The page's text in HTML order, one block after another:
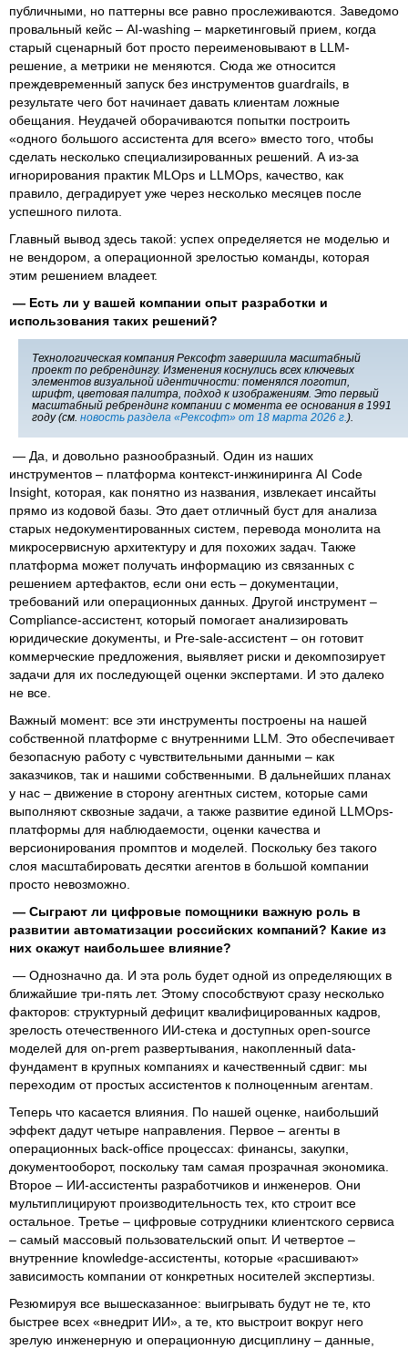
публичными, но паттерны все равно прослеживаются. Заведомо
провальный кейс – AI-washing – маркетинговый прием, когда
старый сценарный бот просто переименовывают в LLM-
решение, а метрики не меняются. Сюда же относится
преждевременный запуск без инструментов guardrails, в
результате чего бот начинает давать клиентам ложные
обещания. Неудачей оборачиваются попытки построить
«одного большого ассистента для всего» вместо того, чтобы
сделать несколько специализированных решений. А из-за
игнорирования практик MLOps и LLMOps, качество, как
правило, деградирует уже через несколько месяцев после
успешного пилота.
Главный вывод здесь такой: успех определяется не моделью и
не вендором, а операционной зрелостью команды, которая
этим решением владеет.
— Есть ли у вашей компании опыт разработки и
использования таких решений?
Технологическая компания Рексофт завершила масштабный
проект по ребрендингу. Изменения коснулись всех ключевых
элементов визуальной идентичности: поменялся логотип,
шрифт, цветовая палитра, подход к изображениям. Это первый
масштабный ребрендинг компании с момента ее основания в 1991
году (см. новость раздела «Рексофт» от 18 марта 2026 г.).
— Да, и довольно разнообразный. Один из наших
инструментов – платформа контекст-инжиниринга AI Code
Insight, которая, как понятно из названия, извлекает инсайты
прямо из кодовой базы. Это дает отличный буст для анализа
старых недокументированных систем, перевода монолита на
микросервисную архитектуру и для похожих задач. Также
платформа может получать информацию из связанных с
решением артефактов, если они есть – документации,
требований или операционных данных. Другой инструмент –
Compliance-ассистент, который помогает анализировать
юридические документы, и Pre-sale-ассистент – он готовит
коммерческие предложения, выявляет риски и декомпозирует
задачи для их последующей оценки экспертами. И это далеко
не все.
Важный момент: все эти инструменты построены на нашей
собственной платформе с внутренними LLM. Это обеспечивает
безопасную работу с чувствительными данными – как
заказчиков, так и нашими собственными. В дальнейших планах
у нас – движение в сторону агентных систем, которые сами
выполняют сквозные задачи, а также развитие единой LLMOps-
платформы для наблюдаемости, оценки качества и
версионирования промптов и моделей. Поскольку без такого
слоя масштабировать десятки агентов в большой компании
просто невозможно.
— Сыграют ли цифровые помощники важную роль в
развитии автоматизации российских компаний? Какие из
них окажут наибольшее влияние?
— Однозначно да. И эта роль будет одной из определяющих в
ближайшие три-пять лет. Этому способствуют сразу несколько
факторов: структурный дефицит квалифицированных кадров,
зрелость отечественного ИИ-стека и доступных open-source
моделей для on-prem развертывания, накопленный data-
фундамент в крупных компаниях и качественный сдвиг: мы
переходим от простых ассистентов к полноценным агентам.
Теперь что касается влияния. По нашей оценке, наибольший
эффект дадут четыре направления. Первое – агенты в
операционных back-office процессах: финансы, закупки,
документооборот, поскольку там самая прозрачная экономика.
Второе – ИИ-ассистенты разработчиков и инженеров. Они
мультиплицируют производительность тех, кто строит все
остальное. Третье – цифровые сотрудники клиентского сервиса
– самый массовый пользовательский опыт. И четвертое –
внутренние knowledge-ассистенты, которые «расшивают»
зависимость компании от конкретных носителей экспертизы.
Резюмируя все вышесказанное: выигрывать будут не те, кто
быстрее всех «внедрит ИИ», а те, кто выстроит вокруг него
зрелую инженерную и операционную дисциплину – данные,